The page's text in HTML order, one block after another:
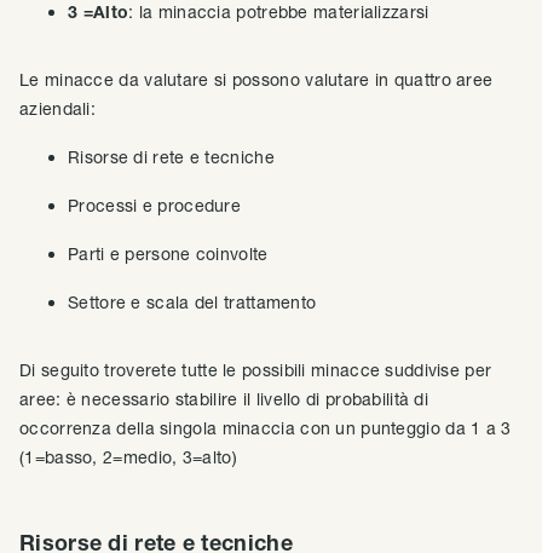
3 =Alto: la minaccia potrebbe materializzarsi
Le minacce da valutare si possono valutare in quattro aree
aziendali:
Risorse di rete e tecniche
Processi e procedure
Parti e persone coinvolte
Settore e scala del trattamento
Di seguito troverete tutte le possibili minacce suddivise per
aree: è necessario stabilire il livello di probabilità di
occorrenza della singola minaccia con un punteggio da 1 a 3
(1=basso, 2=medio, 3=alto)
Risorse di rete e tecniche